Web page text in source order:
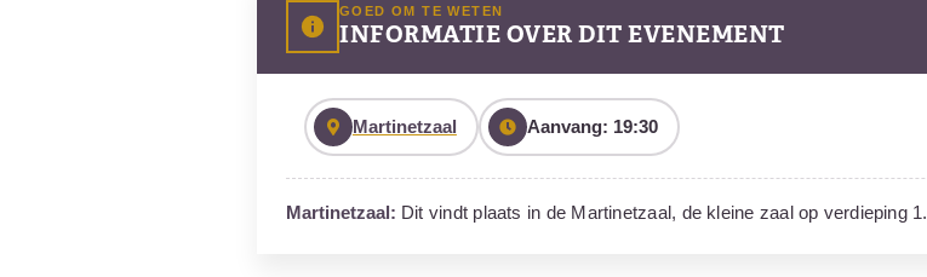
GOED OM TE WETEN
INFORMATIE OVER DIT EVENEMENT
Martinetzaal Aanvang: 19:30
Martinetzaal: Dit vindt plaats in de Martinetzaal, de kleine zaal op verdieping 1.